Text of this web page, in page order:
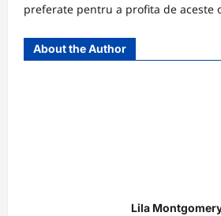
preferate pentru a profita de aceste
About the Author
Lila